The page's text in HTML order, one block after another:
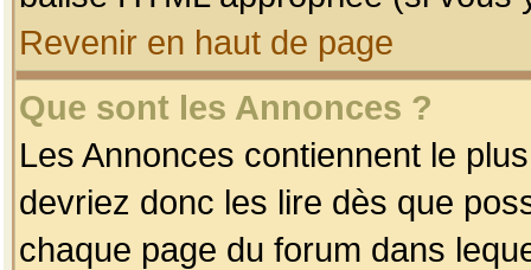
Revenir en haut de page
Que sont les Annonces ?
Les Annonces contiennent le
devriez donc les lire dès que
chaque page du forum dans